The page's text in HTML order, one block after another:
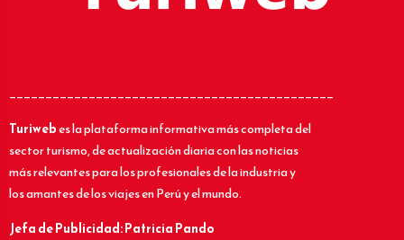
_____________________________________________
Turiwebes la plataforma informativa más completa del
sector turismo, de actualización diaria con las noticias
más relevantes para los profesionales de la industria y
los amantes de los viajes en Perú y el mundo.
Jefa de Publicidad: Patricia Pando